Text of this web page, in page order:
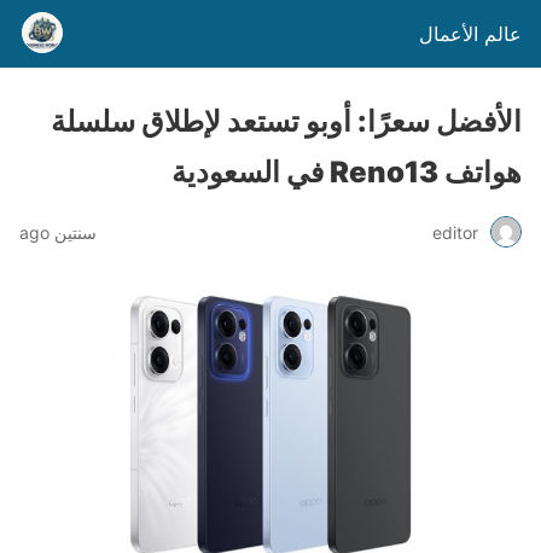
عالم الأعمال
الأفضل سعرًا: أوبو تستعد لإطلاق سلسلة
هواتف Reno13 في السعودية
editor سنتين ago